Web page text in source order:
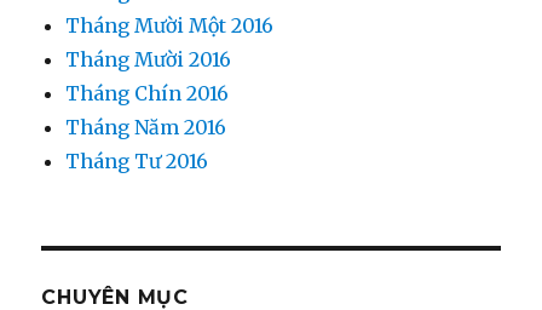
Tháng Mười Một 2016
Tháng Mười 2016
Tháng Chín 2016
Tháng Năm 2016
Tháng Tư 2016
CHUYÊN MỤC